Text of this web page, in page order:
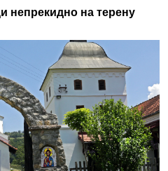
непрекидно на терену